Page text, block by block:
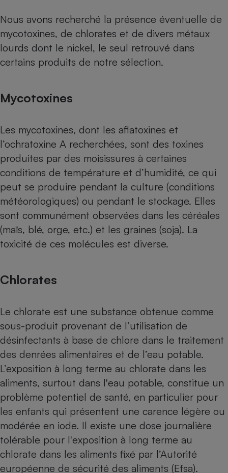
Nous avons recherché la présence éventuelle de
mycotoxines, de chlorates et de divers métaux
lourds dont le nickel, le seul retrouvé dans
certains produits de notre sélection.
Mycotoxines
Les mycotoxines, dont les aflatoxines et
l’ochratoxine A recherchées, sont des toxines
produites par des moisissures à certaines
conditions de température et d’humidité, ce qui
peut se produire pendant la culture (conditions
météorologiques) ou pendant le stockage. Elles
sont communément observées dans les céréales
(maïs, blé, orge, etc.) et les graines (soja). La
toxicité de ces molécules est diverse.
Chlorates
Le chlorate est une substance obtenue comme
sous-produit provenant de l’utilisation de
désinfectants à base de chlore dans le traitement
des denrées alimentaires et de l’eau potable.
L’exposition à long terme au chlorate dans les
aliments, surtout dans l'eau potable, constitue un
problème potentiel de santé, en particulier pour
les enfants qui présentent une carence légère ou
modérée en iode. Il existe une dose journalière
tolérable pour l'exposition à long terme au
chlorate dans les aliments fixé par l’Autorité
européenne de sécurité des aliments (Efsa).